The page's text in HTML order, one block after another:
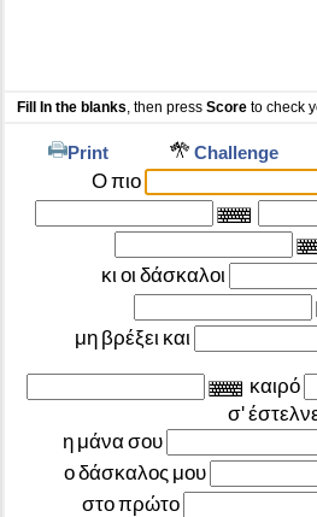
Fill In the blanks , then pressScore to check
Print Challenge
Οπιο
κι οι δάσκαλοι
μη βρέξει και
καιρό
σ'
η μάνασου
οδάσκαλος μου
στοπρώτο